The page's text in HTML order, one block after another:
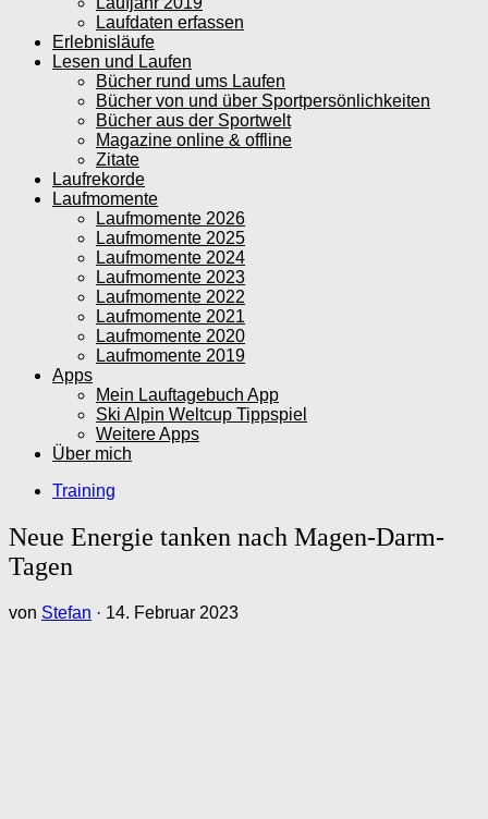
Laufdaten erfassen
Erlebnisläufe
Lesen und Laufen
Bücher rund ums Laufen
Bücher von und über Sportpersönlichkeiten
Bücher aus der Sportwelt
Magazine online & offline
Zitate
Laufrekorde
Laufmomente
Laufmomente 2026
Laufmomente 2025
Laufmomente 2024
Laufmomente 2023
Laufmomente 2022
Laufmomente 2021
Laufmomente 2020
Laufmomente 2019
Apps
Mein Lauftagebuch App
Ski Alpin Weltcup Tippspiel
Weitere Apps
Über mich
Training
Neue Energie tanken nach Magen-Darm-
Tagen
von Stefan · 14. Februar 2023